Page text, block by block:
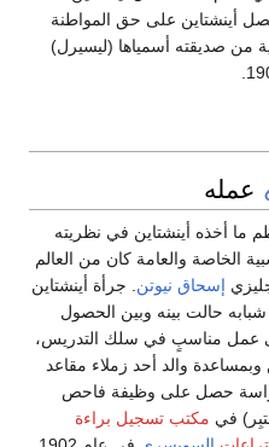
أينشتاين على حق المواطنة
من صديقته أسمياها (ليسيرل)
عمله
ما أخذه أينشتاين في نظريته
الخاصة والعامة كان من العالم
إسحاق نيوتن. جرأة أينشتاين
حالت بينه وبين الحصول
عمل مناسبٍ في سلك التدريس،
وبمساعدة والد أحد زملاء مقاعد
حصل على وظيفة فاحص
في مكتب تسجيل براءة